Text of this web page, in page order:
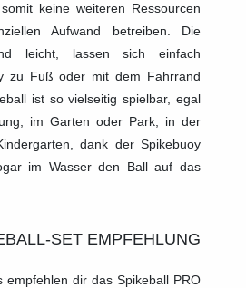
keine weiteren Ressourcen
Aufwand betreiben. Die
leicht, lassen sich einfach
zu Fuß oder mit dem Fahrrand
ist so vielseitig spielbar, egal
im Garten oder Park, in der
dank der Spikebuoy
im Wasser den Ball auf das
SET EMPFEHLUNG
empfehlen dir das Spikeball PRO